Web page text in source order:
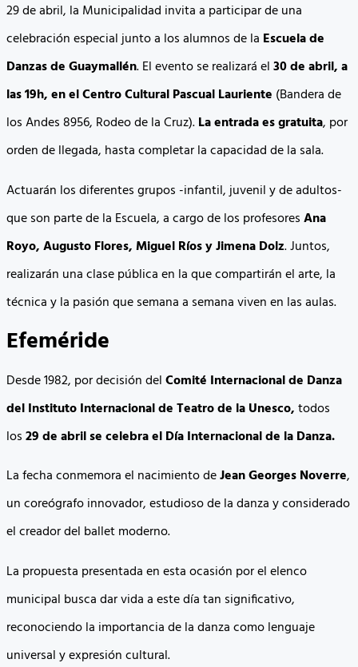
29 de abril, la Municipalidad invita a participar de una
celebración especial junto a los alumnos de la Escuela de
Danzas de Guaymallén. El evento se realizará el30 de abril, a
las 19h, en el Centro Cultural Pascual Lauriente (Bandera de
los Andes 8956, Rodeo de la Cruz).La entrada es gratuita, por
orden de llegada, hasta completar la capacidad de la sala.
Actuarán los diferentes grupos -infantil, juvenil y de adultos-
que son parte de la Escuela, a cargo de los profesoresAna
Royo, Augusto Flores, Miguel Ríos y Jimena Dolz. Juntos,
realizarán una clase pública en la que compartirán el arte, la
técnica y la pasión que semana a semana viven en las aulas.
Efeméride
Desde 1982, por decisión delComité Internacional de Danza
del Instituto Internacional de Teatro de la Unesco,todos
los29 de abril se celebra el Día Internacional de la Danza.
La fecha conmemora el nacimiento deJean Georges Noverre,
un coreógrafo innovador, estudioso de la danza y considerado
el creador del ballet moderno.
La propuesta presentada en esta ocasión por el elenco
municipal busca dar vida a este día tan significativo,
reconociendo la importancia de la danza como lenguaje
universal y expresión cultural.